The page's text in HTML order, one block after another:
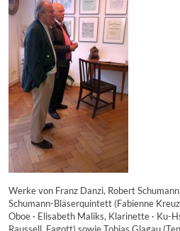
Werke von Franz Danzi, Robert
Schumann-Bläserquintett (Fabienne
Oboe · Elisabeth Maliks, Klarinette · Ku-